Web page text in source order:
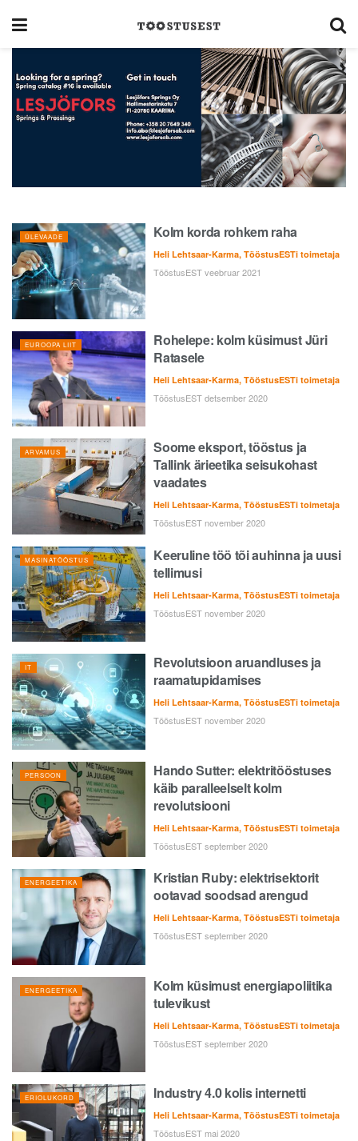
ÜLEVAADE Kolm korda rohkem raha
Heli Lehtsaar-Karma, TööstusESTi toimetaja
TööstusEST veebruar 2021
EUROOPA LIIT
Rohelepe: kolm küsimust Jüri
Ratasele
Heli Lehtsaar-Karma, TööstusESTi toimetaja
TööstusEST detsember 2020
ARVAMUS
Soome eksport, tööstus ja
Tallink ärieetika seisukohast
vaadates
Heli Lehtsaar-Karma, TööstusESTi toimetaja
TööstusEST november 2020
MASINATÖÖSTUS
Keeruline töö tõi auhinna ja uusi
tellimusi
Heli Lehtsaar-Karma, TööstusESTi toimetaja
TööstusEST november 2020
IT
Revolutsioon aruandluses ja
raamatupidamises
Heli Lehtsaar-Karma, TööstusESTi toimetaja
TööstusEST november 2020
PERSOON
Hando Sutter: elektritööstuses
käib paralleelselt kolm
revolutsiooni
Heli Lehtsaar-Karma, TööstusESTi toimetaja
TööstusEST september 2020
ENERGEETIKA
Kristian Ruby: elektrisektorit
ootavad soodsad arengud
Heli Lehtsaar-Karma, TööstusESTi toimetaja
TööstusEST september 2020
ENERGEETIKA
Kolm küsimust energiapoliitika
tulevikust
Heli Lehtsaar-Karma, TööstusESTi toimetaja
TööstusEST september 2020
ERIOLUKORD Industry 4.0 kolis internetti
Heli Lehtsaar-Karma, TööstusESTi toimetaja
TööstusEST mai 2020